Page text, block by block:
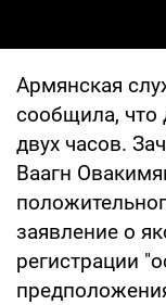
Армянская
сообщила, что
двух часов.
Ваагн
заявление о
регистрации